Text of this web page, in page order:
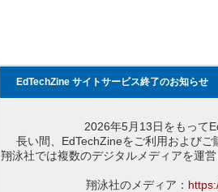
EdTechZine サイトサービス終了のお知らせ
2026年5月13日をもって
長い間、EdTechZineをご利用およびご
翔泳社では複数のデジタルメディアを運
翔泳社のメディア：